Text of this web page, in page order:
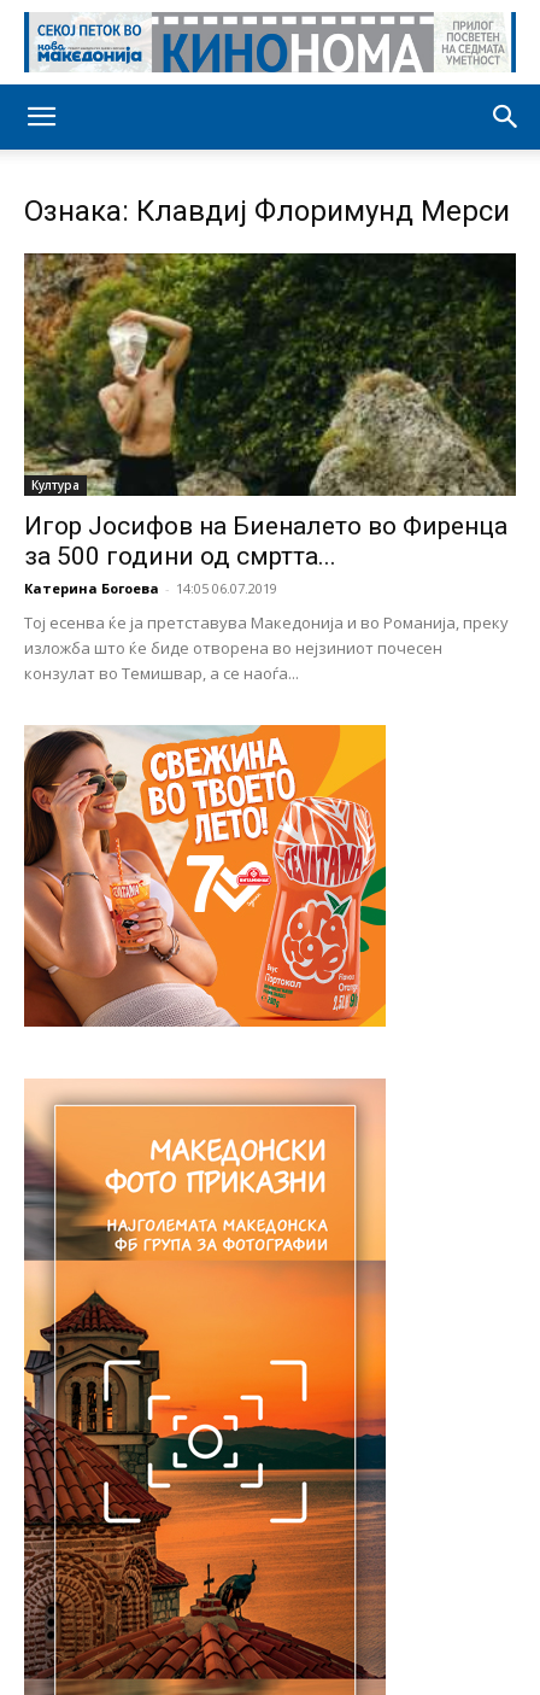
Ознака: Клавдиј Флоримунд Мерси
Култура
Игор Јосифов на Биеналето во Фиренца
за 500 години од смртта...
Катерина Богоева - 14:05 06.07.2019
Тој есенва ќе ја претставува Македонија и во Романија, преку
изложба што ќе биде отворена во нејзиниот почесен
конзулат во Темишвар, а се наоѓа...